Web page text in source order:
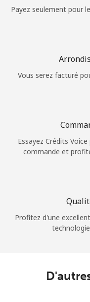
Payez seulement pour
Vous serez facturé
Essayez Crédits
commande et
Profitez d'une